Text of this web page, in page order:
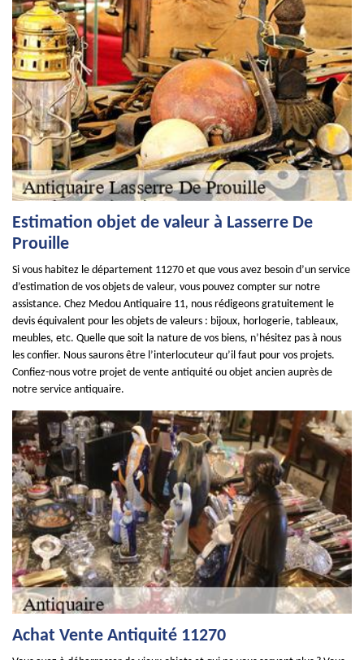
Estimation objet de valeur à Lasserre De
Prouille
Si vous habitez le département 11270 et que vous avez besoin d’un service
d’estimation de vos objets de valeur, vous pouvez compter sur notre
assistance. Chez Medou Antiquaire 11, nous rédigeons gratuitement le
devis équivalent pour les objets de valeurs : bijoux, horlogerie, tableaux,
meubles, etc. Quelle que soit la nature de vos biens, n’hésitez pas à nous
les confier. Nous saurons être l’interlocuteur qu’il faut pour vos projets.
Confiez-nous votre projet de vente antiquité ou objet ancien auprès de
notre service antiquaire.
Achat Vente Antiquité 11270